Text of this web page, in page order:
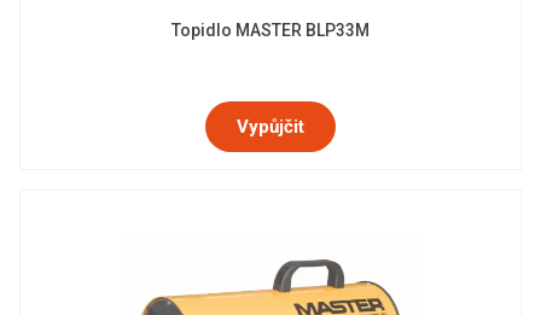
Topidlo MASTER BLP33M
Vypůjčit